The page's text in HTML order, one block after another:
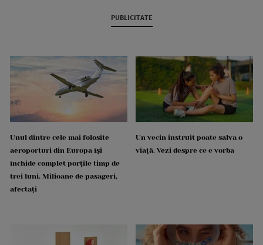
PUBLICITATE
Unul dintre cele mai folosite
aeroporturi din Europa își
închide complet porțile timp de
trei luni. Milioane de pasageri,
afectați
Un vecin instruit poate salva o
viață. Vezi despre ce e vorba